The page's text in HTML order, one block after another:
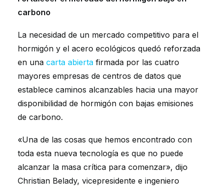
carbono
La necesidad de un mercado competitivo para el
hormigón y el acero ecológicos quedó reforzada
en una carta abierta firmada por las cuatro
mayores empresas de centros de datos que
establece caminos alcanzables hacia una mayor
disponibilidad de hormigón con bajas emisiones
de carbono.
«Una de las cosas que hemos encontrado con
toda esta nueva tecnología es que no puede
alcanzar la masa crítica para comenzar», dijo
Christian Belady, vicepresidente e ingeniero